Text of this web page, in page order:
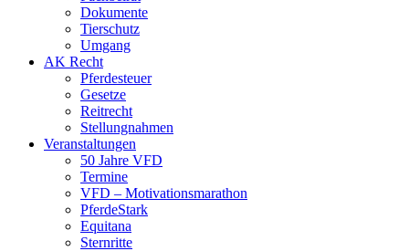
Dokumente
Tierschutz
Umgang
AK Recht
Pferdesteuer
Gesetze
Reitrecht
Stellungnahmen
Veranstaltungen
50 Jahre VFD
Termine
VFD – Motivationsmarathon
PferdeStark
Equitana
Sternritte